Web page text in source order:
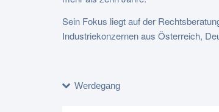
Sein Fokus liegt auf der
Industriekonzernen aus Österreich,
Werdegang